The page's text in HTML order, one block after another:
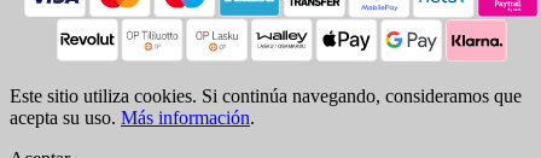
Este sitio utiliza cookies. Si continúa navegando, consideramos que
acepta su uso. Más información.